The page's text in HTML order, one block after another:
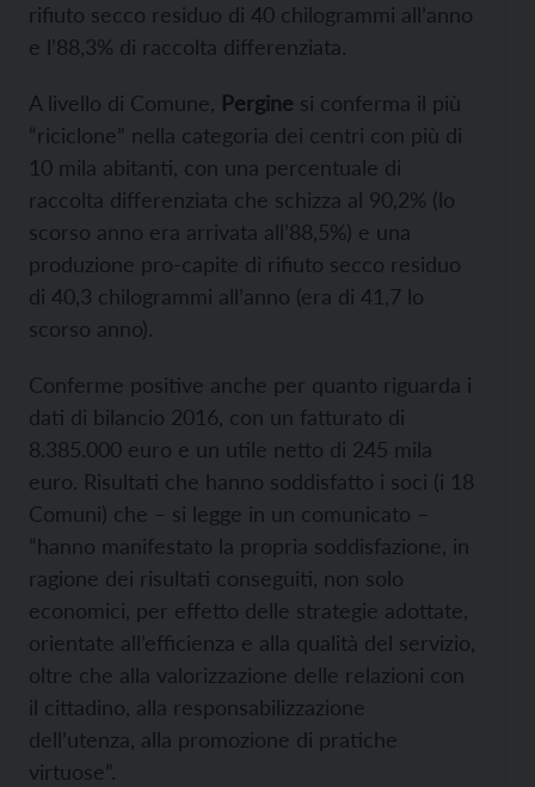
rifiuto secco residuo di 40 chilogrammi all’anno
e l’88,3% di raccolta differenziata.
A livello di Comune, Pergine si conferma il più
“riciclone” nella categoria dei centri con più di
10 mila abitanti, con una percentuale di
raccolta differenziata che schizza al 90,2% (lo
scorso anno era arrivata all’88,5%) e una
produzione pro-capite di rifiuto secco residuo
di 40,3 chilogrammi all’anno (era di 41,7 lo
scorso anno).
Conferme positive anche per quanto riguarda i
dati di bilancio 2016, con un fatturato di
8.385.000 euro e un utile netto di 245 mila
euro. Risultati che hanno soddisfatto i soci (i 18
Comuni) che – si legge in un comunicato –
“hanno manifestato la propria soddisfazione, in
ragione dei risultati conseguiti, non solo
economici, per effetto delle strategie adottate,
orientate all’efficienza e alla qualità del servizio,
oltre che alla valorizzazione delle relazioni con
il cittadino, alla responsabilizzazione
dell’utenza, alla promozione di pratiche
virtuose”.